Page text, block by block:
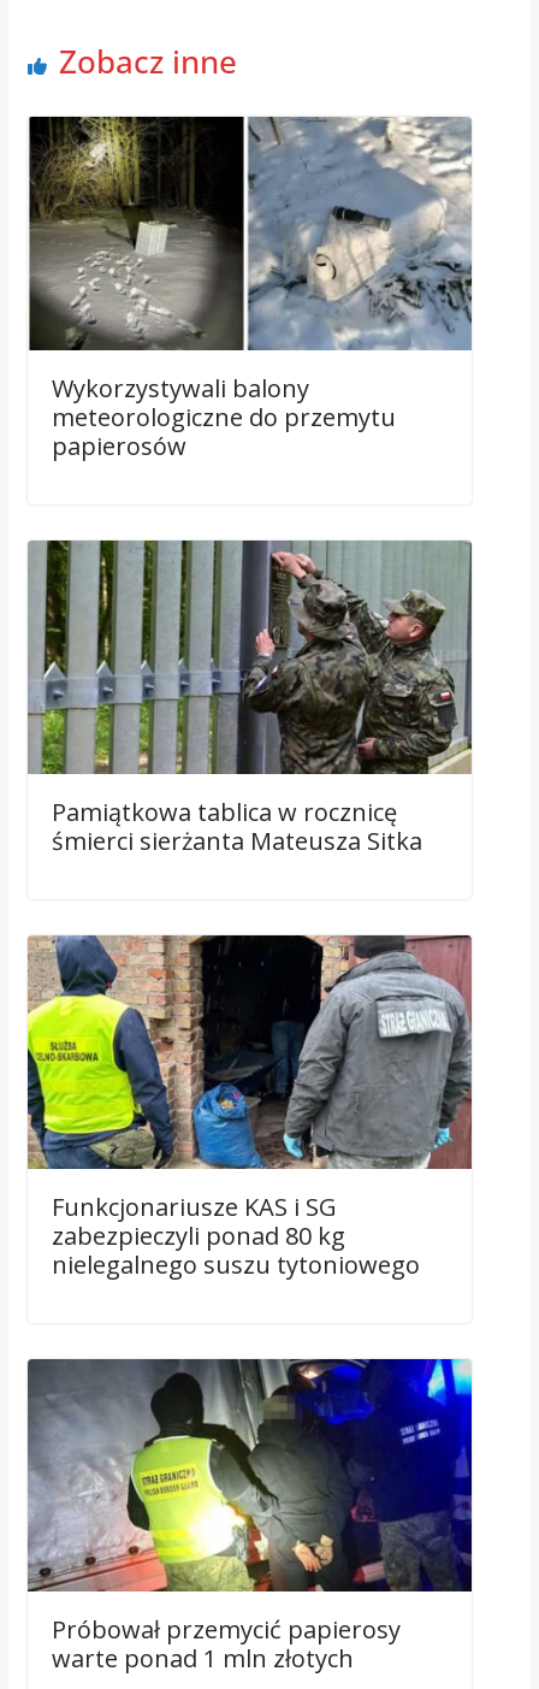
Zobacz inne
Wykorzystywali balony
meteorologiczne do przemytu
papierosów
Pamiątkowa tablica w rocznicę
śmierci sierżanta Mateusza Sitka
Funkcjonariusze KAS i SG
zabezpieczyli ponad 80 kg
nielegalnego suszu tytoniowego
Próbował przemycić papierosy
warte ponad 1 mln złotych